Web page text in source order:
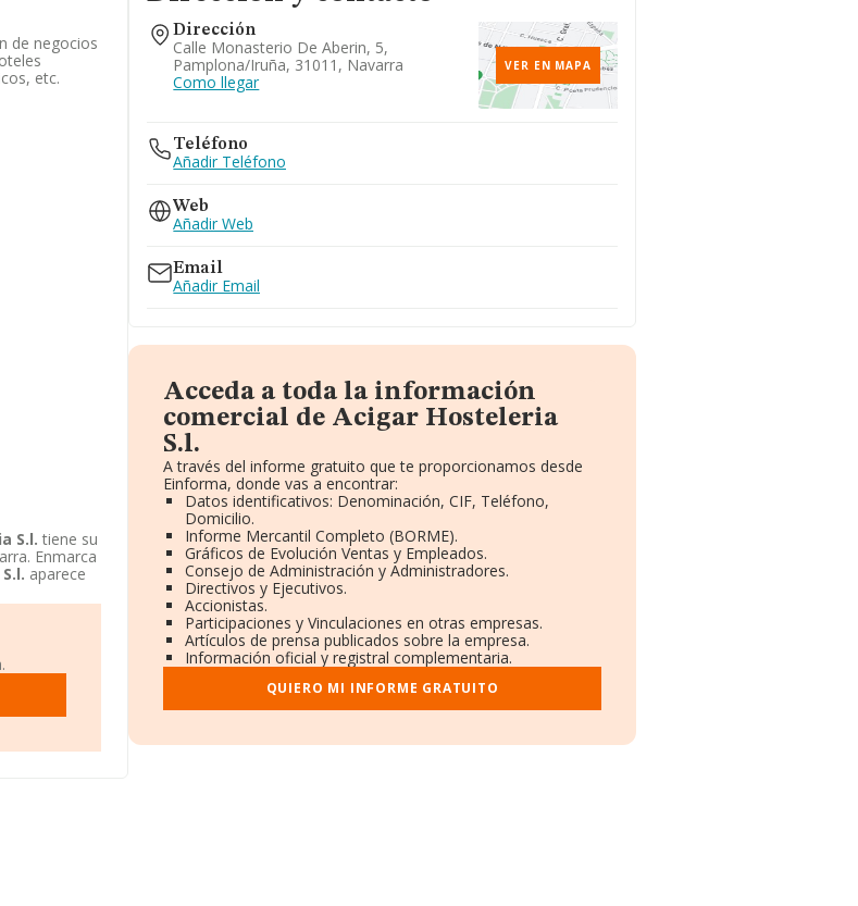
de negocios
etc.
S.l. tiene su
Enmarca
aparece
Dirección
Calle Monasterio De Aberin, 5,
Pamplona/iruña, 31011, Navarra
Como llegar
VER EN MAPA
Teléfono
Añadir Teléfono
Web
Añadir Web
Email
Añadir Email
Acceda a toda la información
comercial de Acigar Hosteleria
S.l.
A través del informe gratuito que te proporcionamos desde
Einforma, donde vas a encontrar:
Datos identificativos: Denominación, CIF, Teléfono,
Domicilio.
Informe Mercantil Completo (BORME).
Gráficos de Evolución Ventas y Empleados.
Consejo de Administración y Administradores.
Directivos y Ejecutivos.
Accionistas.
Participaciones y Vinculaciones en otras empresas.
Artículos de prensa publicados sobre la empresa.
Información oficial y registral complementaria.
QUIERO MI INFORME GRATUITO